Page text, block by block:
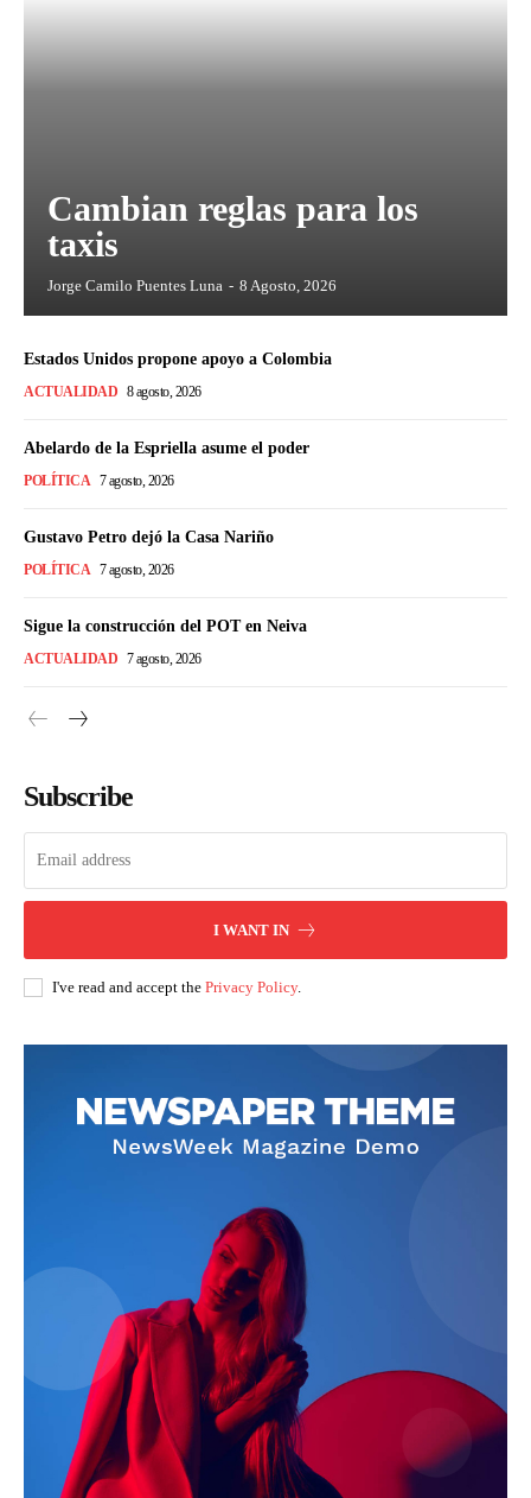
Cambian reglas para los
taxis
Jorge Camilo Puentes Luna - 8 Agosto, 2026
Estados Unidos propone apoyo a Colombia
ACTUALIDAD 8 agosto, 2026
Abelardo de la Espriella asume el poder
POLÍTICA 7 agosto, 2026
Gustavo Petro dejó la Casa Nariño
POLÍTICA 7 agosto, 2026
Sigue la construcción del POT en Neiva
ACTUALIDAD 7 agosto, 2026
Subscribe
I WANT IN
I've read and accept the Privacy Policy.